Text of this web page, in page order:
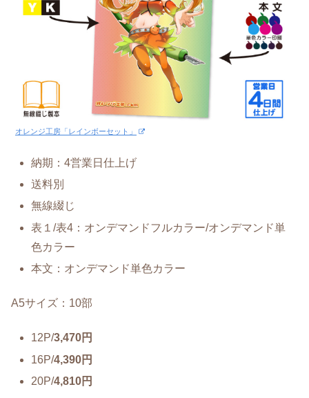
オレンジ工房「レインボーセット」
納期：4営業日仕上げ
送料別
無線綴じ
表１/表4：オンデマンドフルカラー/オンデマンド単
色カラー
本文：オンデマンド単色カラー
A5サイズ：10部
12P/3,470円
16P/4,390円
20P/4,810円